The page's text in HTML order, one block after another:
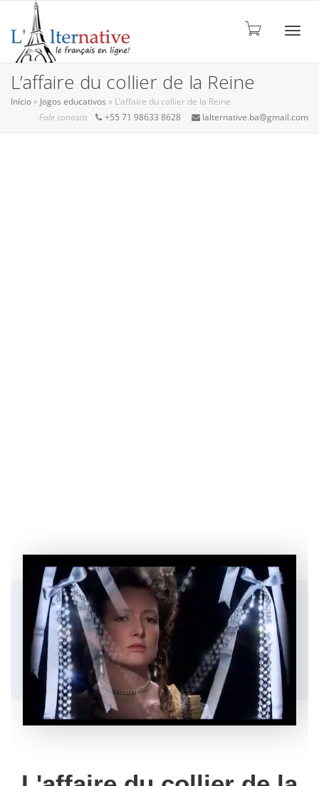
L’affaire du collier de la Reine
Início » Jogos educativos » L’affaire du collier de la Reine
Fale conosco
+55 71 98633 8628 lalternative.ba@gmail.com